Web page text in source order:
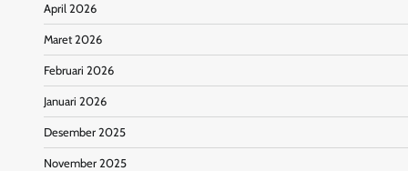
April 2026
Maret 2026
Februari 2026
Januari 2026
Desember 2025
November 2025